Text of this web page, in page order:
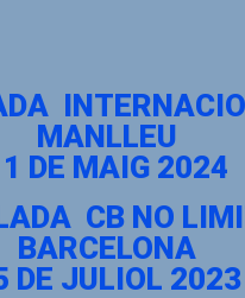
MANLLEU
DE MAIG 2024
CB NO
BARCELONA
DE JULIOL 2023